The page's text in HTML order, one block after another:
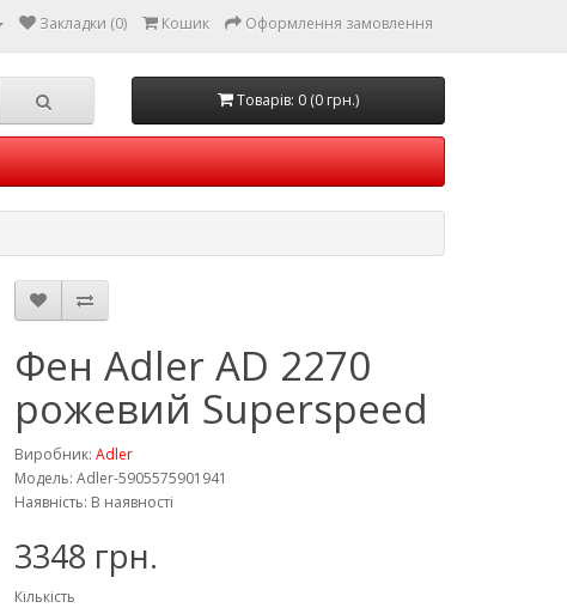
Закладки (0) Кошик Оформлення замовлення
Товарів: 0 (0 грн.)
Фен Adler AD 2270
рожевий Superspeed
Виробник: Adler
Модель: Adler-5905575901941
Наявність: В наявності
3348 грн.
Кількість